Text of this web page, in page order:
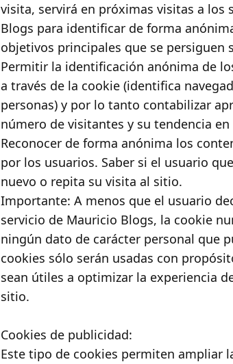
visita, servirá en próximas visitas a los
Blogs para identificar de forma
objetivos principales que se persiguen
Permitir la identificación anónima de
a través de la cookie (identifica
personas) y por lo tanto contabilizar
número de visitantes y su tendencia
Reconocer de forma anónima los
por los usuarios. Saber si el usuario
nuevo o repita su visita al sitio.
Importante: A menos que el usuario
servicio de Mauricio Blogs, la cookie
ningún dato de carácter personal que
cookies sólo serán usadas con
sean útiles a optimizar la experiencia
sitio.
Cookies de publicidad:
Este tipo de cookies permiten ampliar